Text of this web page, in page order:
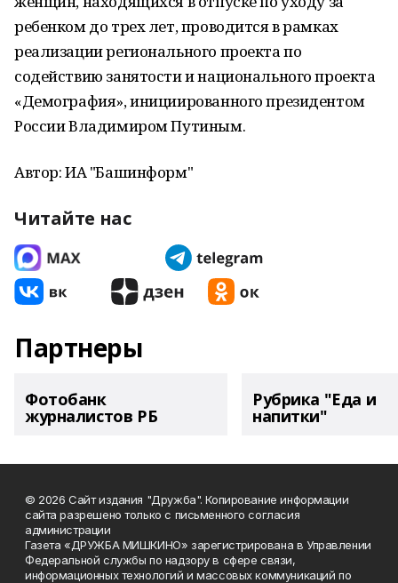
ребенком до трех лет, проводится в рамках
реализации регионального проекта по
содействию занятости и национального проекта
«Демография», инициированного президентом
России Владимиром Путиным.
Автор: ИА "Башинформ"
Читайте нас
Партнеры
Фотобанк
журналистов РБ
Рубрика "Еда и
напитки"
© 2026 Сайт издания "Дружба". Копирование информации
сайта разрешено только с письменного согласия
администрации
Газета «ДРУЖБА МИШКИНО» зарегистрирована в Управлении
Федеральной службы по надзору в сфере связи,
информационных технологий и массовых коммуникаций по